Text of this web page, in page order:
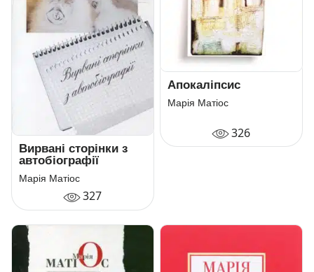
Вирвані сторінки з
автобіографії
Марія Матіос
327
Апокаліпсис
Марія Матіос
326